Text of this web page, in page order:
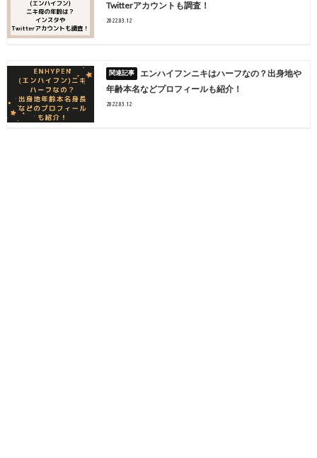
Twitterアカウントも調査！
2022.03.12
エンハイフンニキはハーフなの？出身地や
年齢本名などプロフィールも紹介！
2022.03.12